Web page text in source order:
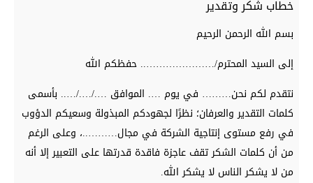
خطاب شكر وتقدير
بسم الله الرحمن الرحيم
إلى السيد المحترم/………………….. حفظكم الله
نتقدم لكم نحن……… في يوم …. الموافق …./…./….. بأسمى
كلمات التقدير والعرفان؛ نظرًا لجهودكم المبذولة وسعيكم الدؤوب
في رفع مستوى إنتاجية الشركة في مجال………..، وعلى الرغم
من أن كلمات الشكر تقف عاجزة فاقدة قدرتها على التعبير إلا أنه
من لا يشكر الناس لا يشكر الله.